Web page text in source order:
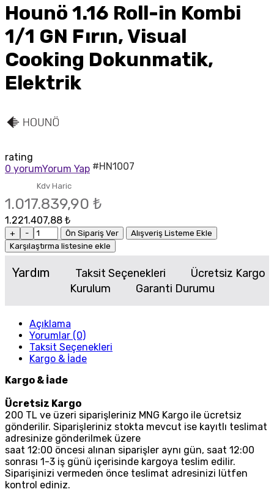
Hounö 1.16 Roll-in Kombi
1/1 GN Fırın, Visual
Cooking Dokunmatik,
Elektrik
rating
0 yorumYorum Yap #HN1007
Kdv Haric
1.017.839,90 ₺
1.221.407,88 ₺
+ - Ön Sipariş Ver
Alışveriş Listeme Ekle
Karşılaştırma listesine ekle
Yardım Taksit Seçenekleri
Ücretsiz Kargo
Kurulum
Garanti Durumu
Açıklama
Yorumlar (0)
Taksit Seçenekleri
Kargo & İade
Kargo & İade
Ücretsiz Kargo
200 TL ve üzeri siparişleriniz MNG Kargo ile ücretsiz
gönderilir. Siparişleriniz stokta mevcut ise kayıtlı teslimat
adresinize gönderilmek üzere
saat 12:00 öncesi alınan siparişler aynı gün, saat 12:00
sonrası 1-3 iş günü içerisinde kargoya teslim edilir.
Siparişinizi vermeden önce teslimat adresinizi lütfen
kontrol ediniz.